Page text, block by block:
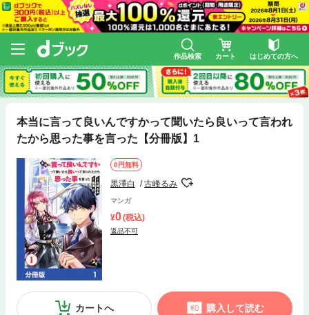
作品検索 カート はじめての方へ
本当に言って良いんですかって聞いたら良いって言われ
たから思った事を言った【分冊版】1
0円無料
黒澤白 古峰るみ
マンガ
0(税込)
返品不可
カートへ 購入して読む